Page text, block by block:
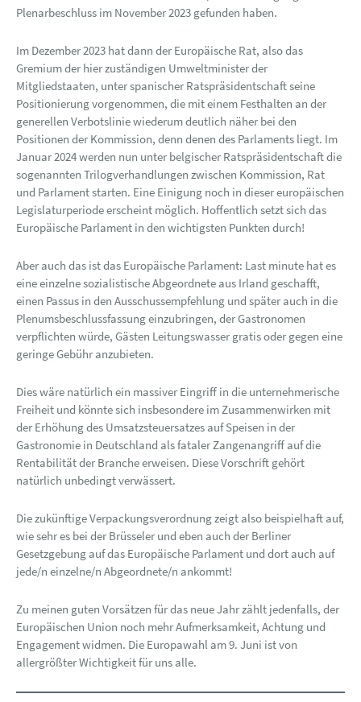
Plenarbeschluss im November 2023 gefunden haben.
Im Dezember 2023 hat dann der Europäische Rat, also das
Gremium der hier zuständigen Umweltminister der
Mitgliedstaaten, unter spanischer Ratspräsidentschaft seine
Positionierung vorgenommen, die mit einem Festhalten an der
generellen Verbotslinie wiederum deutlich näher bei den
Positionen der Kommission, denn denen des Parlaments liegt. Im
Januar 2024 werden nun unter belgischer Ratspräsidentschaft die
sogenannten Trilogverhandlungen zwischen Kommission, Rat
und Parlament starten. Eine Einigung noch in dieser europäischen
Legislaturperiode erscheint möglich. Hoffentlich setzt sich das
Europäische Parlament in den wichtigsten Punkten durch!
Aber auch das ist das Europäische Parlament: Last minute hat es
eine einzelne sozialistische Abgeordnete aus Irland geschafft,
einen Passus in den Ausschussempfehlung und später auch in die
Plenumsbeschlussfassung einzubringen, der Gastronomen
verpflichten würde, Gästen Leitungswasser gratis oder gegen eine
geringe Gebühr anzubieten.
Dies wäre natürlich ein massiver Eingriff in die unternehmerische
Freiheit und könnte sich insbesondere im Zusammenwirken mit
der Erhöhung des Umsatzsteuersatzes auf Speisen in der
Gastronomie in Deutschland als fataler Zangenangriff auf die
Rentabilität der Branche erweisen. Diese Vorschrift gehört
natürlich unbedingt verwässert.
Die zukünftige Verpackungsverordnung zeigt also beispielhaft auf,
wie sehr es bei der Brüsseler und eben auch der Berliner
Gesetzgebung auf das Europäische Parlament und dort auch auf
jede/n einzelne/n Abgeordnete/n ankommt!
Zu meinen guten Vorsätzen für das neue Jahr zählt jedenfalls, der
Europäischen Union noch mehr Aufmerksamkeit, Achtung und
Engagement widmen. Die Europawahl am 9. Juni ist von
allergrößter Wichtigkeit für uns alle.